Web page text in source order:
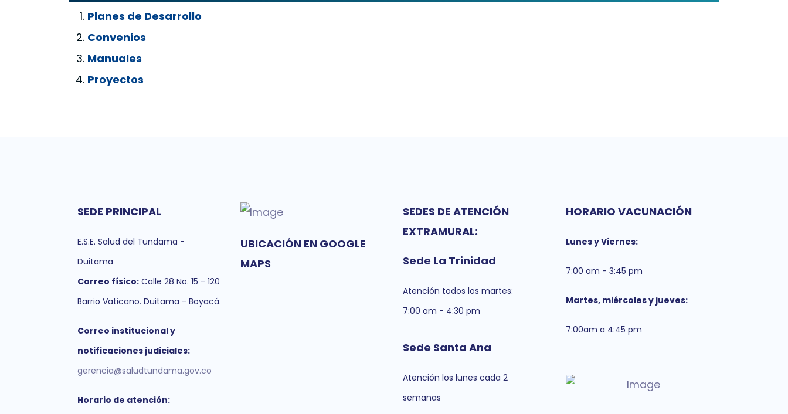
Planes de Desarrollo
Convenios
Manuales
Proyectos
SEDE PRINCIPAL
E.S.E. Salud del Tundama -
Duitama
Correo físico: Calle 28 No. 15 - 120
Barrio Vaticano. Duitama - Boyacá.
Correo institucional y
notificaciones judiciales:
gerencia@saludtundama.gov.co
Horario de atención:
UBICACIÓN EN GOOGLE
MAPS
SEDES DE ATENCIÓN
EXTRAMURAL:
Sede La Trinidad
Atención todos los martes:
7:00 am - 4:30 pm
Sede Santa Ana
Atención los lunes cada 2
semanas
HORARIO VACUNACIÓN
Lunes y Viernes:
7:00 am - 3:45 pm
Martes, miércoles y jueves:
7:00am a 4:45 pm